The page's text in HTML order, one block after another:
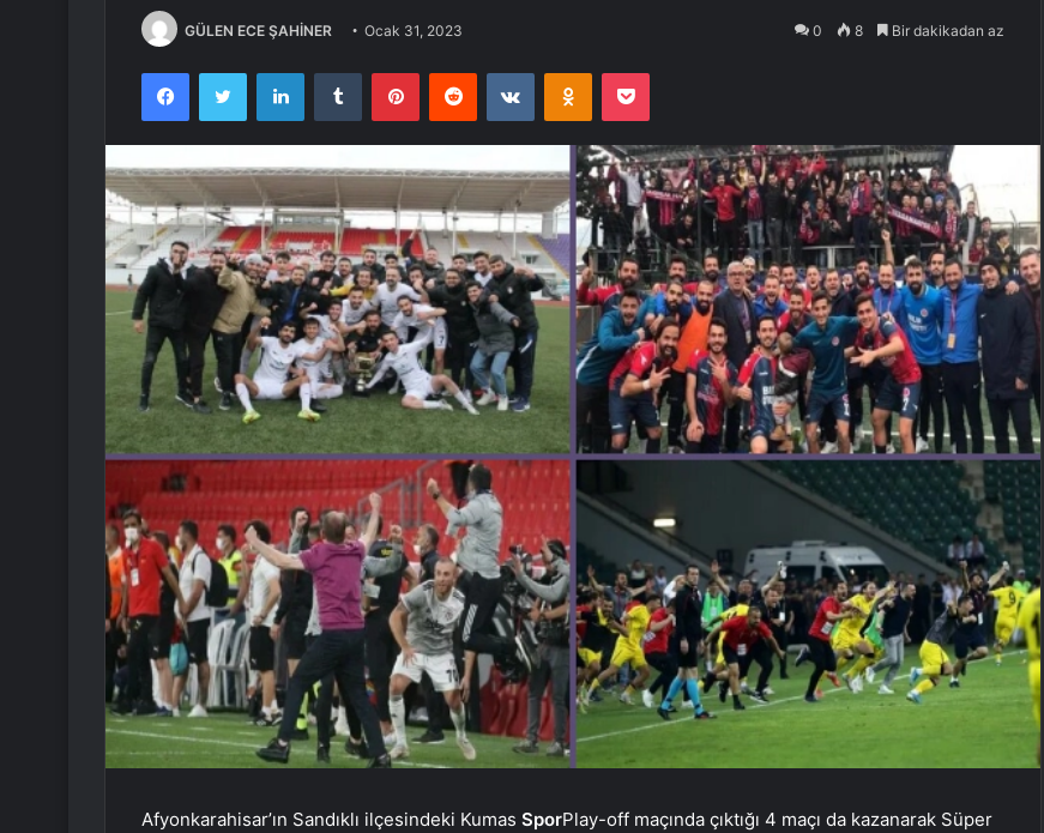
GÜLEN ECE ŞAHİNER Ocak 31, 2023 0 8 Bir dakikadan az
FacebookTwitter LinkedInTumblr PinterestReddit VKontakteOdnoklassniki
Pocket
Afyonkarahisar’ın Sandıklı ilçesindeki Kumas SporPlay-off maçında çıktığı 4 maçı da kazanarak Süper